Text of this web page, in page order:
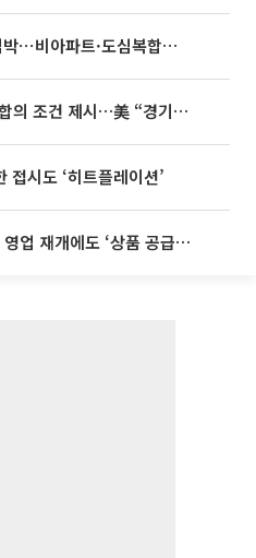
영끌 '주택공급' 대책 임박⋯비아파트·도심복합까지 총동원
이란, 미국에 호르무즈 합의 조건 제시…美 “경기 아직 안 끝나” [종합]
시도 ‘히트플레이션’
‘회생 D-3주’ 홈플러스, 영업 재개에도 ‘상품 공급망’ 복구가 생존 관건